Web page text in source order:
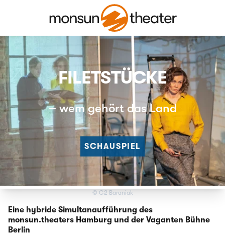
FILETSTÜCKE
– wem gehört das Land
SCHAUSPIEL
© G2 Baraniak
Eine hybride Simultanaufführung des
monsun.theaters Hamburg und der Vaganten Bühne
Berlin